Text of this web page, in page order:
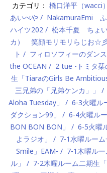
カテゴリ： 橋口洋平（wacci
あいべや
NakamuraEmi ふ
ハイツ202
松本千夏 ちょ
カ） 笑顔モリモリらじお☆
ト
フィロソフィーのダン
the OCEAN
2 tue -トミタ栞
生「TiaraのGirls Be
三兄弟の「兄弟ケンカ」」
Aloha Tuesday」
6-3火曜ル
ダクション99」
6-4火曜ル
BON BON BON」
6-5火曜
よラジオ」
7-1水曜ルー
Smile」EAM-
7-1木曜ル
ル」
7-2木曜ルーム二期生